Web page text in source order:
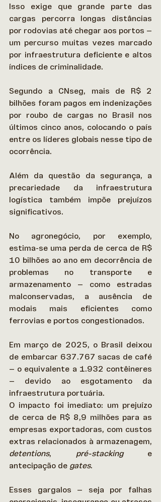
Isso exige que grande parte das
cargas percorra longas distâncias
por rodovias até chegar aos portos —
um percurso muitas vezes marcado
por infraestrutura deficiente e altos
índices de criminalidade.
Segundo a CNseg, mais de R$ 2
bilhões foram pagos em indenizações
por roubo de cargas no Brasil nos
últimos cinco anos, colocando o país
entre os líderes globais nesse tipo de
ocorrência.
Além da questão da segurança, a
precariedade da infraestrutura
logística também impõe prejuízos
significativos.
No agronegócio, por exemplo,
estima-se uma perda de cerca de R$
10 bilhões ao ano em decorrência de
problemas no transporte e
armazenamento — como estradas
malconservadas, a ausência de
modais mais eficientes como
ferrovias e portos congestionados.
Em março de 2025, o Brasil deixou
de embarcar 637.767 sacas de café
— o equivalente a 1.932 contêineres
— devido ao esgotamento da
infraestrutura portuária.
O impacto foi imediato: um prejuízo
de cerca de R$ 8,9 milhões para as
empresas exportadoras, com custos
detentions, pré-stacking e
antecipação de gates.
Esses gargalos — seja por falhas